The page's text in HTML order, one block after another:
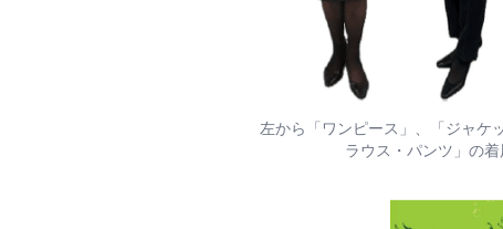
左から「ワンピース」、「ジャケ
ラウス・パンツ」の